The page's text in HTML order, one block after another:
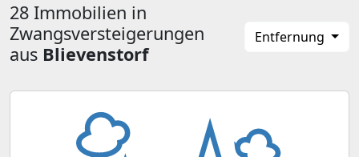
28 Immobilien in
Zwangsversteigerungen
aus Blievenstorf
Entfernung